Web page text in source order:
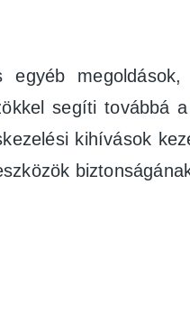
egyéb
segíti
kihívások